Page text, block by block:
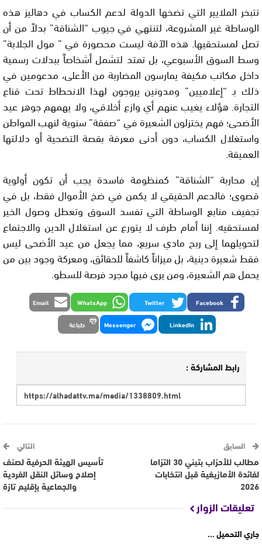
تتبخر الملايير التي تضخها الدولة لدعم الكساب في دهاليز هذه
الوساطة غير المشروعة، لتنتهي في جيوب “الشناقة” بدلاً من أن
تصل لمستحقيها. هذه الآفة ليست محصورة في ” مول الجلابة”
وسط السوق الأسبوعي، بل تمتد لتشمل أشخاصاً ببدلات رسمية
داخل مكاتب مكيفة يمارسون المضاربة من الأعلى، مدعومين في
ذلك بـ “إعلاميين” ومدونين يروجون لهذا الانحطاط تحت قناع
التجارة. هؤلاء يغيب عنهم أي وازع أخلاقي، ولا يهمهم جوهر عيد
الأضحى؛ فهم يختزلون الشعيرة في “صفقة” سنوية لنهب المواطن
واستغلال الكساب، دون أدنى معرفة بقصة التضحية أو دلالتها
العميقة.
إن محاربة “الشناقة” كمنظومة فاسدة يجب أن تكون أولوية
قصوى؛ فالدعم الحقيقي لا يكمن في ضخ الأموال فقط، بل في
تجفيف منابع الوساطة التي تفسد السوق وتعطل وصول الخير
لمستحقيه. إننا أمام طرف لا يتورع عن استغلال الدين والاجتماع
لتحويلهما إلى ربح مادي سريع، مما يجعل من عيد الأضحى ليس
فقط شعيرة دينية، بل ميزاناً كاشفاً للحقائق، ومعركة وجود بين من
يحمل هم الشعيرة، ومن يرى فيها مجرد فرصة للسطو.
Facebook
Twitter
WhatsApp
Email
LinkedIn
Messenger طباعة
رابط المشاركة :
السابق
مطالب للأحزاب بتبني 30 التزاما
لفائدة الأمازيغية قبل انتخابات
2026
التالي
تأسيس الهيئة الحرفية لصنف
إصلاح وسائل النقل الفردية
والجماعية بإقليم تازة
تعليقات الزوار
جاري التحميل ...